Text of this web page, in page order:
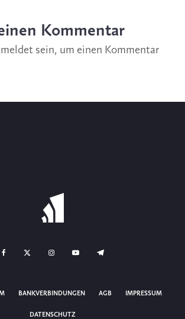
Kommentar
sein, um einen Kommentar
BANKVERBINDUNGEN AGB IMPRESSUM
DATENSCHUTZ